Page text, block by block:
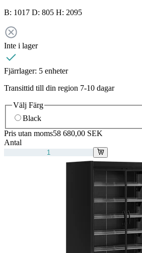
B: 1017 D: 805 H: 2095
Inte i lager
Fjärrlager: 5 enheter
Transittid till din region 7-10 dagar
Välj Färg
Black
Pris utan moms58 680,00 SEK
Antal